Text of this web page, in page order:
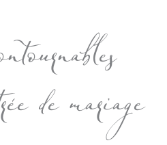
de mariage